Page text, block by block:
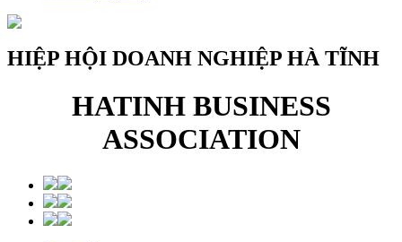
HIỆP HỘI DOANH NGHIỆP HÀ TĨNH
HATINH BUSINESS
ASSOCIATION